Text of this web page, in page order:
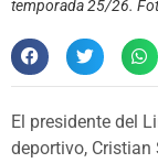
temporada 25/26.
El presidente del
deportivo, Cristian